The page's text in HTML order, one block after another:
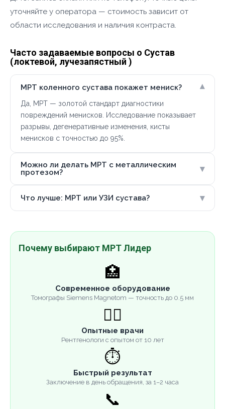
уточняйте у оператора — стоимость зависит от
области исследования и наличия контраста.
Часто задаваемые вопросы о Сустав
(локтевой, лучезапястный )
МРТ коленного сустава покажет мениск? ▾
Да, МРТ — золотой стандарт диагностики
повреждений менисков. Исследование показывает
разрывы, дегенеративные изменения, кисты
менисков с точностью до 95%.
Можно ли делать МРТ с металлическим
протезом?
▾
Что лучше: МРТ или УЗИ сустава? ▾
Почему выбирают МРТ Лидер
🏥
Современное оборудование
Томографы Siemens Magnetom — точность до 0.5 мм
👨‍⚕️
Опытные врачи
Рентгенологи с опытом от 10 лет
⏱️
Быстрый результат
Заключение в день обращения, за 1–2 часа
📞